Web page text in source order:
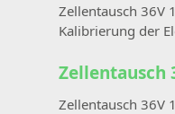
Zellentausch 36V
Kalibrierung der
Zellentausch
Zellentausch 36V